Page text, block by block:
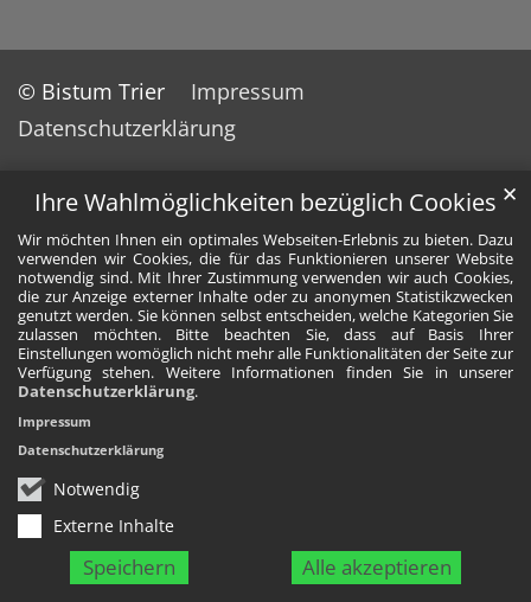
Ihre Wahlmöglichkeiten bezüglich Cookies
Wir möchten Ihnen ein optimales Webseiten-Erlebnis zu bieten. Dazu
verwenden wir Cookies, die für das Funktionieren unserer Website
notwendig sind. Mit Ihrer Zustimmung verwenden wir auch Cookies,
die zur Anzeige externer Inhalte oder zu anonymen Statistikzwecken
genutzt werden. Sie können selbst entscheiden, welche Kategorien Sie
zulassen möchten. Bitte beachten Sie, dass auf Basis Ihrer
Einstellungen womöglich nicht mehr alle Funktionalitäten der Seite zur
Verfügung stehen. Weitere Informationen finden Sie in unserer
Datenschutzerklärung.
Notwendig
Externe Inhalte
Speichern Alle akzeptieren
✕
Impressum
Datenschutzerklärung
© Bistum Trier
Impressum
Datenschutzerklärung